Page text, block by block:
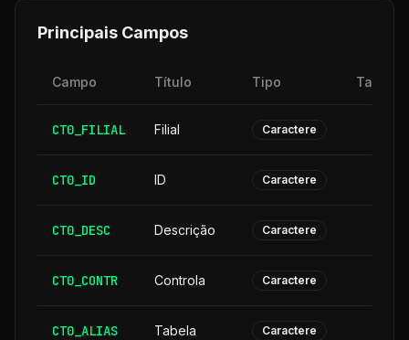
Principais Campos
Campo Título Tipo
CT0_FILIAL Filial Caractere
CT0_ID ID Caractere
CT0_DESC Descrição Caractere
CT0_CONTR Controla Caractere
CT0_ALIAS Tabela Caractere